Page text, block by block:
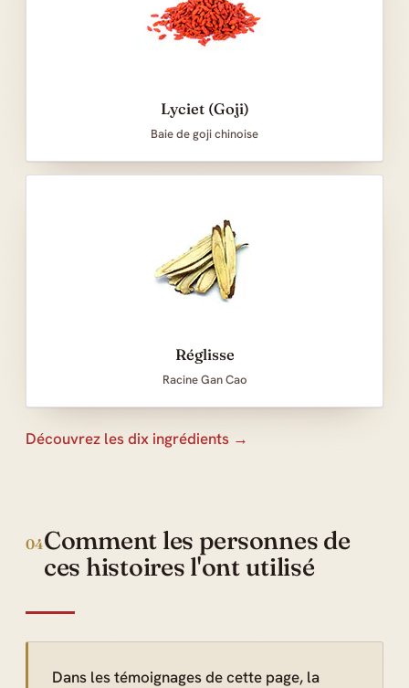
Lyciet (Goji)
Baie de goji chinoise
Réglisse
Racine Gan Cao
Découvrez les dix ingrédients →
04Comment les personnes de
ces histoires l'ont utilisé
Dans les témoignages de cette page, la